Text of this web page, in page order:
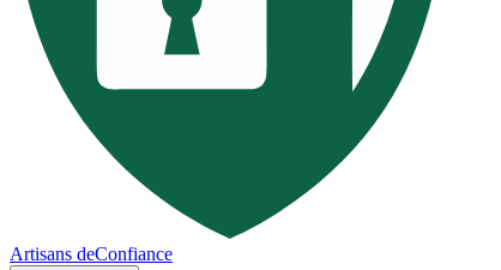
Artisans deConfiance